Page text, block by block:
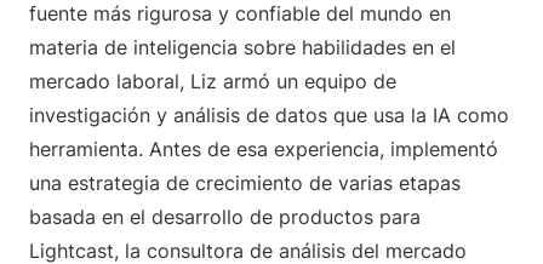
fuente más rigurosa y confiable del mundo en
materia de inteligencia sobre habilidades en el
mercado laboral, Liz armó un equipo de
investigación y análisis de datos que usa la IA como
herramienta. Antes de esa experiencia, implementó
una estrategia de crecimiento de varias etapas
basada en el desarrollo de productos para
Lightcast, la consultora de análisis del mercado